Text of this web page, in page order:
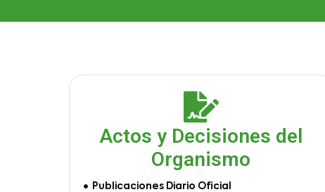
Actos y Decisiones del
Organismo
Publicaciones Diario Oficial